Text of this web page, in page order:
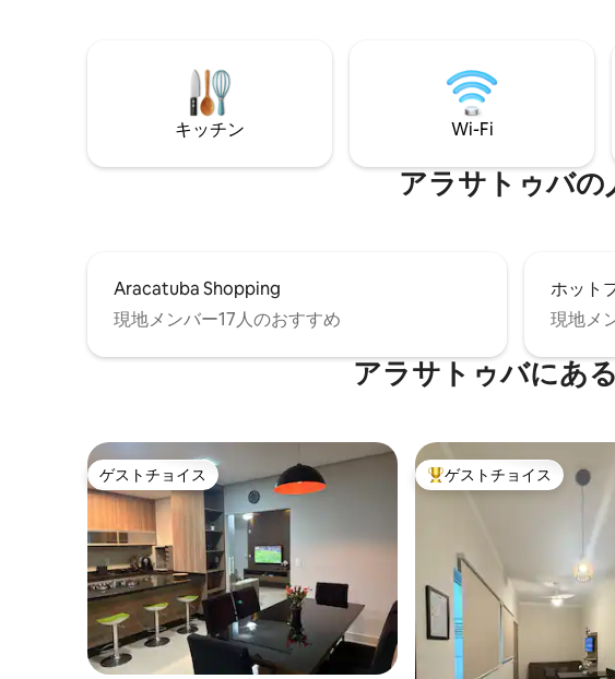
と環境。 IHクッキングヒ
モダンシャワー、快適なベ
なアプリがすべて揃ったテ
ル、ジム。
キッチン Wi-Fi
アラサトゥバの
Aracatuba Shopping
現地メンバー17人のおすすめ
ホット
現地メ
アラサトゥバにあ
ゲストチョイス
ゲストチョイス 大好評のゲストチョイスで
ゲストチョイス